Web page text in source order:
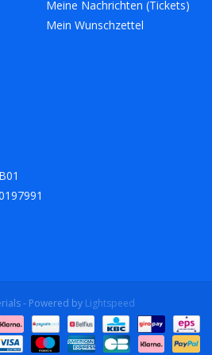
Meine Nachrichten (Tickets)
Mein Wunschzettel
- Powered by Lightspeed